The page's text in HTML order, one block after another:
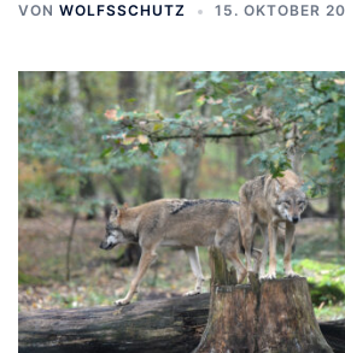
VON WOLFSSCHUTZ 15. OKTOBER